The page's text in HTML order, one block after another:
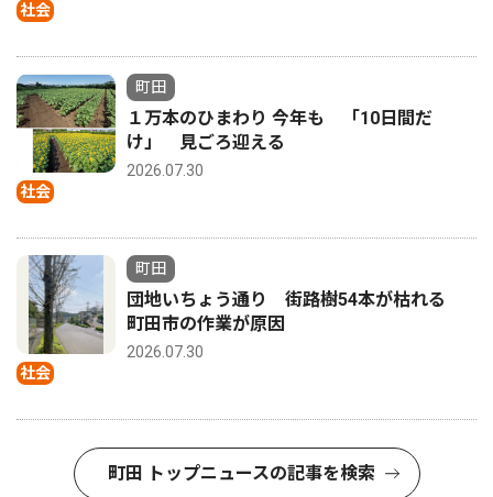
社会
社会
町田
１万本のひまわり 今年も 「10日間だ
け」 見ごろ迎える
2026.07.30
社会
町田
団地いちょう通り 街路樹54本が枯れる
町田市の作業が原因
2026.07.30
町田 トップニュースの記事を検索